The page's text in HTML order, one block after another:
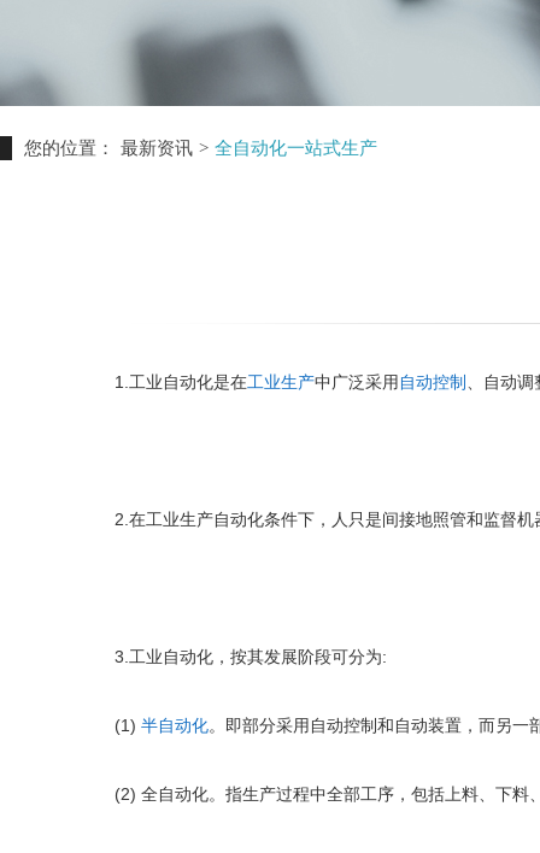
您的位置： 最新资讯 > 全自动化一站式生产
1.工业自动化是在工业生产中广泛采用 自动控制 、自动
2.在工业生产自动化条件下，人只是间接地照管和监督机
3.工业自动化，按其发展阶段可分为:
(1) 半自动化。即部分采用自动控制和自动装置，而另一
(2) 全自动化。指生产过程中全部工序，包括上料、下